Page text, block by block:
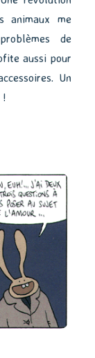
animaux me
de
aussi pour
Un
!